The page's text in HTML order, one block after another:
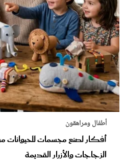
أطفال ومراهقون
أفكار لصنع مجسمات للحيوانات
الزجاجات والأزرار القديمة